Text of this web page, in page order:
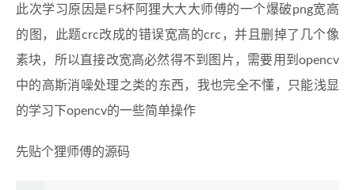
此次学习原因是F5杯阿狸大大大师傅的一个爆破png宽高
的图，此题crc改成的错误宽高的crc，并且删掉了几个像
素块，所以直接改宽高必然得不到图片，需要用到opencv
中的高斯消噪处理之类的东西，我也完全不懂，只能浅显
的学习下opencv的一些简单操作
先贴个狸师傅的源码